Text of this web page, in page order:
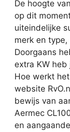
De hoogte
op dit
uiteindelijke
merk en
Doorgaans
extra KW
Hoe werkt
website
bewijs van
Aermec
en